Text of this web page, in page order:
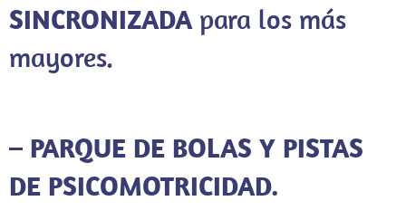
SINCRONIZADA para los más
mayores.
– PARQUE DE BOLAS Y PISTAS
DE PSICOMOTRICIDAD.